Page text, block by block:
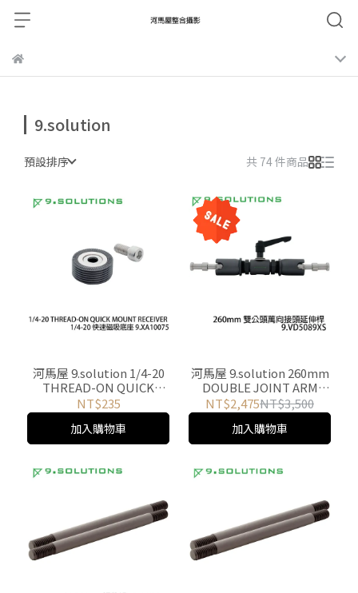
9.solution
預設排序 共 74 件商品
河馬屋 9.solution 1/4-20
THREAD-ON QUICK
MOUNT RECEIVER 1/4 快
速磁吸底座 9.XA10075
NT$235
加入購物車
河馬屋 9.solution 260mm
DOUBLE JOINT ARM
TINY 9.VD5089XS 雙公頭
萬向接頭延伸桿
NT$2,475NT$3,500
加入購物車